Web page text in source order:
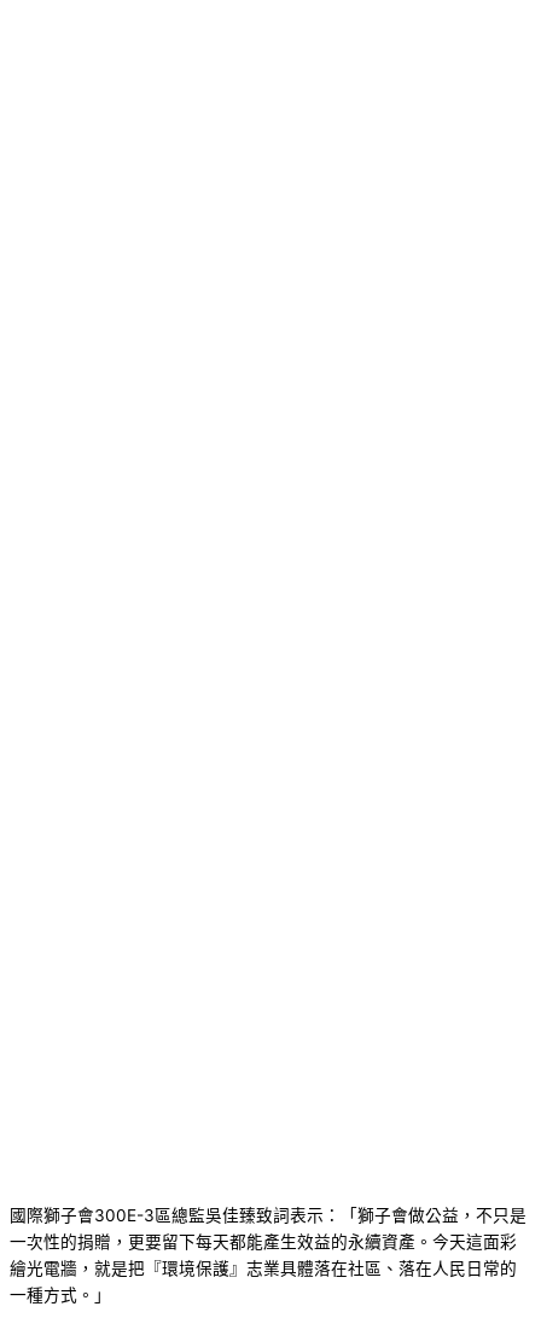
國際獅子會300E-3區總監吳佳臻致詞表示：「獅子會做公益，不只是
一次性的捐贈，更要留下每天都能產生效益的永續資產。今天這面彩
繪光電牆，就是把『環境保護』志業具體落在社區、落在人民日常的
一種方式。」